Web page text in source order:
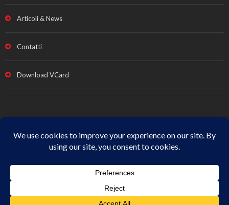
Articoli & News
Contatti
Download VCard
Rights Reserved© CopyrightStudio Fabrizio Fava| p.iva